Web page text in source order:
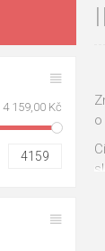
o
4 159,00 Kč
4159